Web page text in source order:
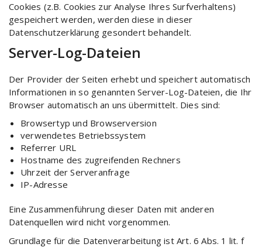
Cookies (z.B. Cookies zur Analyse Ihres Surfverhaltens)
gespeichert werden, werden diese in dieser
Datenschutzerklärung gesondert behandelt.
Server-Log-Dateien
Der Provider der Seiten erhebt und speichert automatisch
Informationen in so genannten Server-Log-Dateien, die Ihr
Browser automatisch an uns übermittelt. Dies sind:
Browsertyp und Browserversion
verwendetes Betriebssystem
Referrer URL
Hostname des zugreifenden Rechners
Uhrzeit der Serveranfrage
IP-Adresse
Eine Zusammenführung dieser Daten mit anderen
Datenquellen wird nicht vorgenommen.
Grundlage für die Datenverarbeitung ist Art. 6 Abs. 1 lit. f